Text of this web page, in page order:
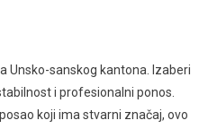
Unsko-sanskog kantona. Izaberi
i profesionalni ponos.
koji ima stvarni značaj, ovo